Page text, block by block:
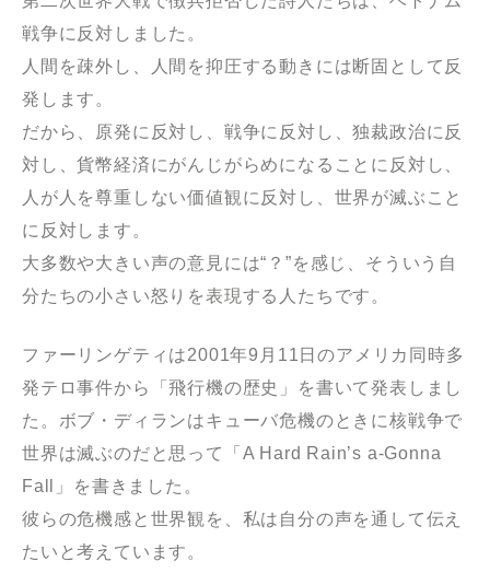
戦争に反対しました。
人間を疎外し、人間を抑圧する動きには断固として反
発します。
だから、原発に反対し、戦争に反対し、独裁政治に反
対し、貨幣経済にがんじがらめになることに反対し、
人が人を尊重しない価値観に反対し、世界が滅ぶこと
に反対します。
大多数や大きい声の意見には“？”を感じ、そういう自
分たちの小さい怒りを表現する人たちです。
ファーリンゲティは2001年9月11日のアメリカ同時多
発テロ事件から「飛行機の歴史」を書いて発表しまし
た。ボブ・ディランはキューバ危機のときに核戦争で
世界は滅ぶのだと思って「A Hard Rain’s a-Gonna
Fall」を書きました。
彼らの危機感と世界観を、私は自分の声を通して伝え
たいと考えています。